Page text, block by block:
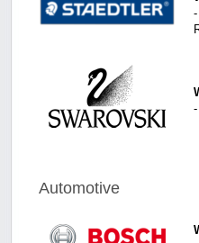
Automotive